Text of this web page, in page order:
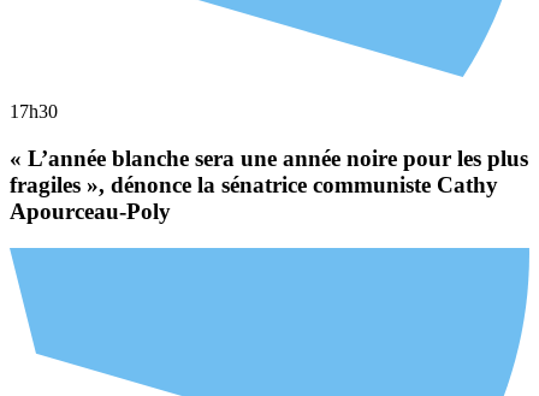
17h30
« L’année blanche sera une année noire pour les plus
fragiles », dénonce la sénatrice communiste Cathy
Apourceau-Poly